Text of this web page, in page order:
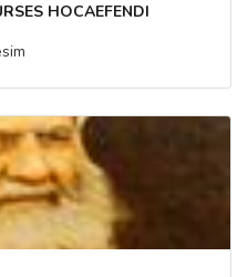
HOCAEFENDI